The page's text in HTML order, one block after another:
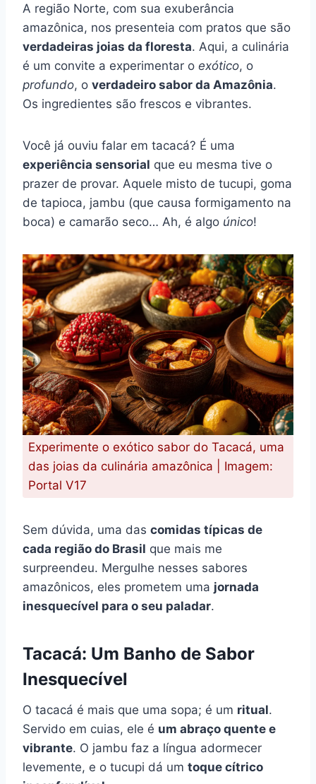
A região Norte, com sua exuberância
amazônica, nos presenteia com pratos que são
verdadeiras joias da floresta. Aqui, a culinária
é um convite a experimentar o exótico, o
profundo, o verdadeiro sabor da Amazônia.
Os ingredientes são frescos e vibrantes.
Você já ouviu falar em tacacá? É uma
experiência sensorial que eu mesma tive o
prazer de provar. Aquele misto de tucupi, goma
de tapioca, jambu (que causa formigamento na
boca) e camarão seco… Ah, é algo único!
Experimente o exótico sabor do Tacacá, uma
das joias da culinária amazônica | Imagem:
Portal V17
Sem dúvida, uma das comidas típicas de
cada região do Brasil que mais me
surpreendeu. Mergulhe nesses sabores
amazônicos, eles prometem uma jornada
inesquecível para o seu paladar.
Tacacá: Um Banho de Sabor
Inesquecível
O tacacá é mais que uma sopa; é um ritual.
Servido em cuias, ele é um abraço quente e
vibrante. O jambu faz a língua adormecer
levemente, e o tucupi dá um toque cítrico